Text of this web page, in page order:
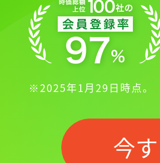
※2025年1月29日時点。
今